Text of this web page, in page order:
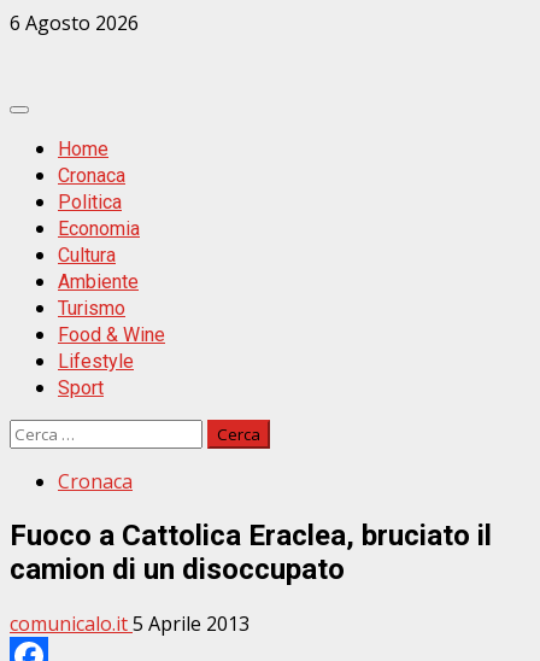
Zum
6 Agosto 2026
Primäres
MenüHome
Cronaca
Politica
Economia
Cultura
Ambiente
Turismo
Food & Wine
Lifestyle
Sport
Ricerca
Cronaca
Fuoco a Cattolica Eraclea, bruciato il
camion di un disoccupato
comunicalo.it5 Aprile 2013